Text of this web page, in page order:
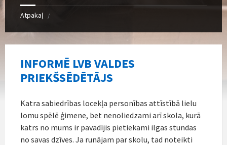
Atpakaļ /
INFORMĒ LVB VALDES
PRIEKŠSĒDĒTĀJS
Katra sabiedrības locekļa personības attīstībā lielu
lomu spēlē ģimene, bet nenoliedzami arī skola, kurā
katrs no mums ir pavadījis pietiekami ilgas stundas
no savas dzīves. Ja runājam par skolu, tad noteikti